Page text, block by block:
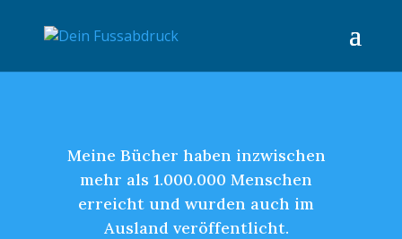
Meine Bücher haben inzwischen
mehr als 1.000.000 Menschen
erreicht und wurden auch im
Ausland veröffentlicht.